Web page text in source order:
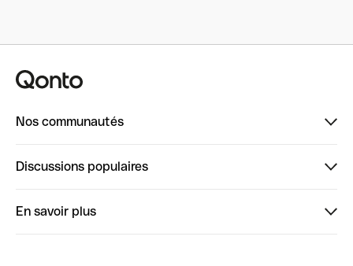
Nos communautés
ClubQonto
Discussions populaires
En savoir plus